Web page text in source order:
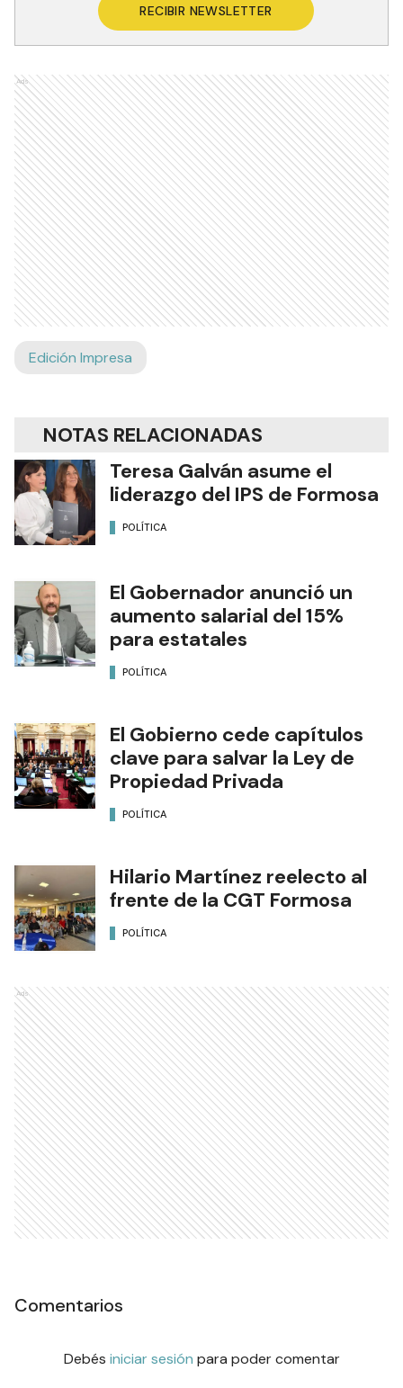
RECIBIR NEWSLETTER
Ads
Edición Impresa
NOTAS RELACIONADAS
Teresa Galván asume el
liderazgo del IPS de Formosa
POLÍTICA
El Gobernador anunció un
aumento salarial del 15%
para estatales
POLÍTICA
El Gobierno cede capítulos
clave para salvar la Ley de
Propiedad Privada
POLÍTICA
Hilario Martínez reelecto al
frente de la CGT Formosa
POLÍTICA
Ads
Comentarios
Debés iniciar sesión para poder comentar